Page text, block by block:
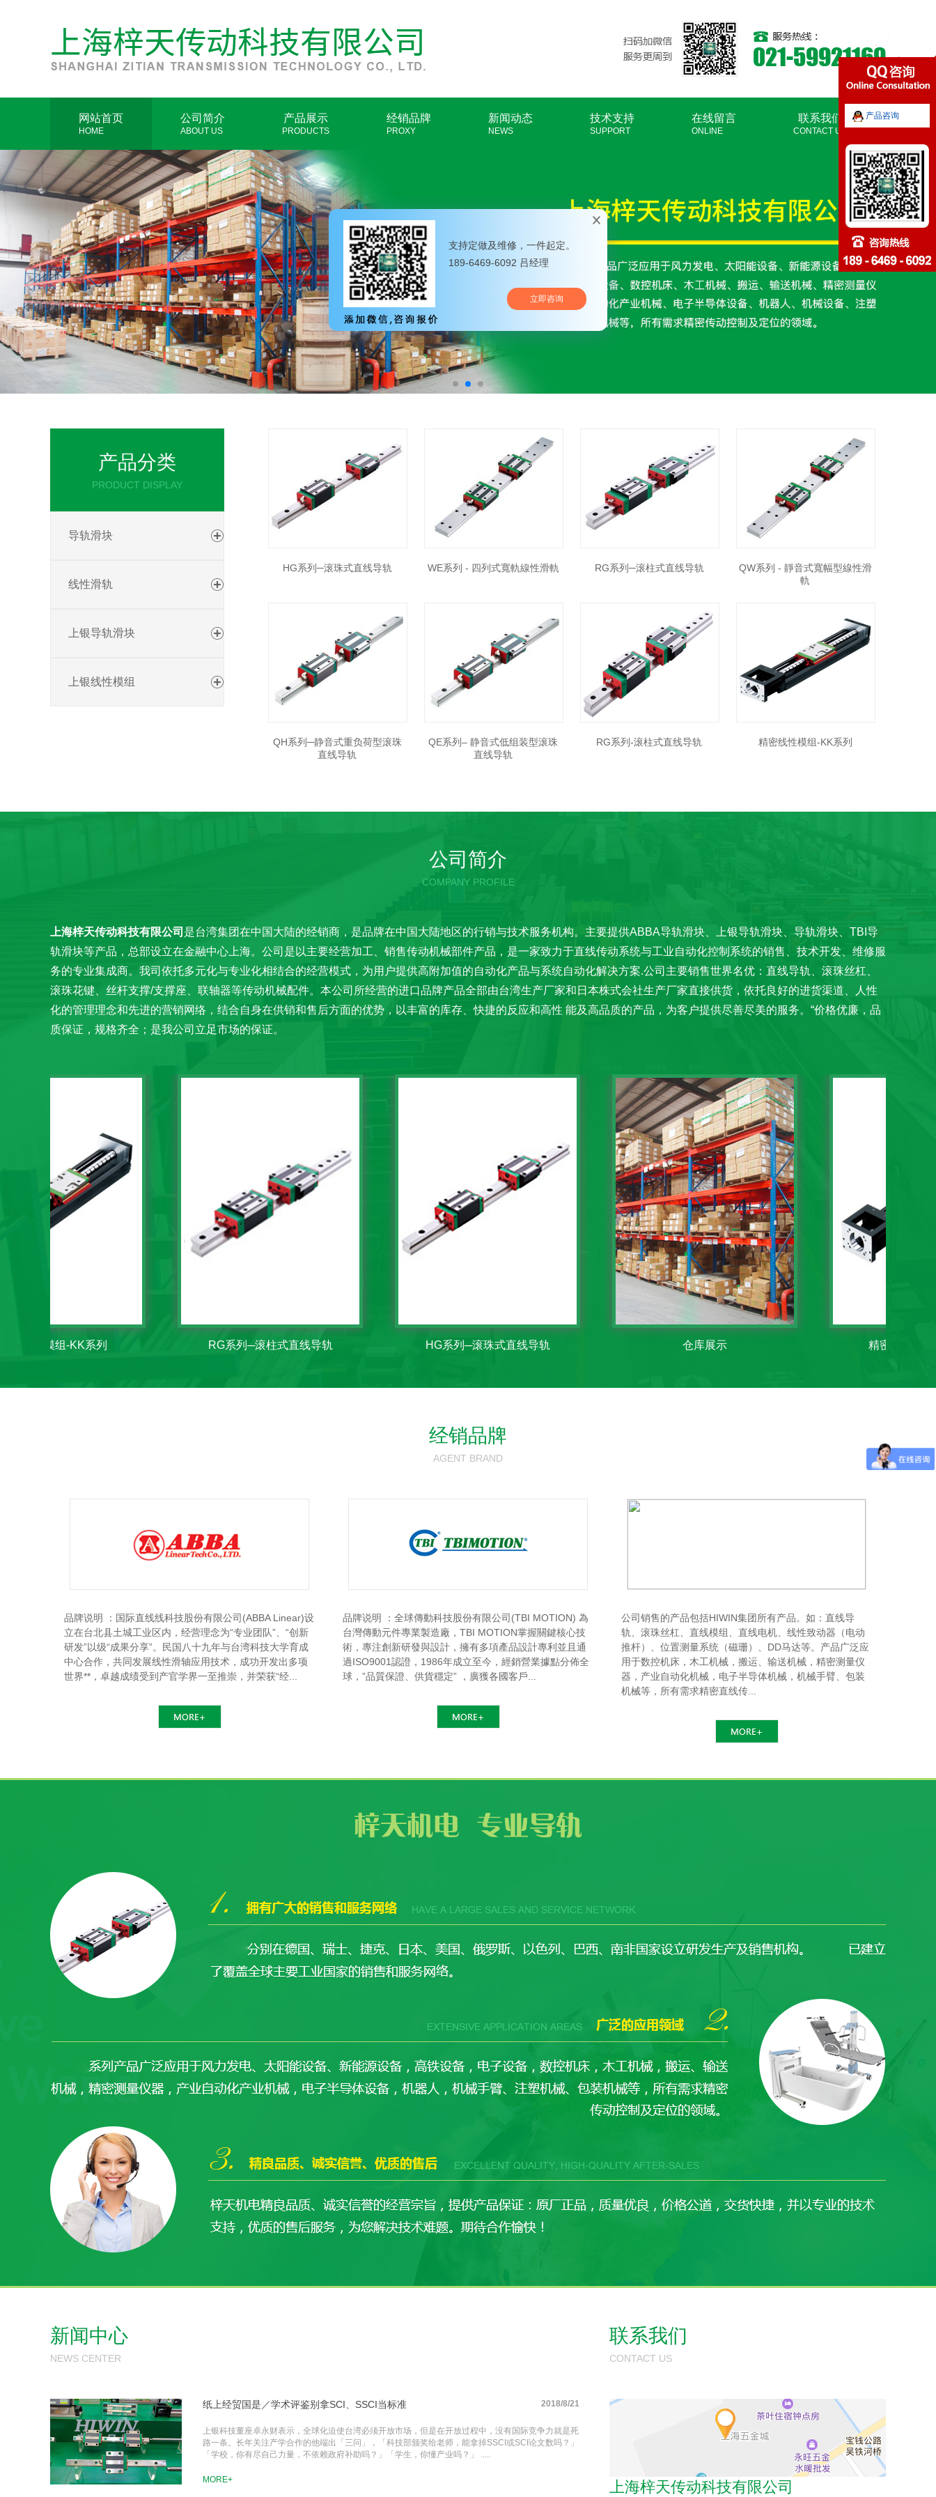
支持定做及维修，一件起定。
189-6469-6092 吕经理
立即咨询
网站首页
HOME
公司简介
ABOUT US
产品展示
PRODUCTS
经销品牌
PROXY
新闻动态
NEWS
技术支持
SUPPORT
在线留言
ONLINE
联系我们
CONTACT US
产品分类
PRODUCT DISPLAY
导轨滑块
线性滑轨
上银导轨滑块
上银线性模组
HG系列─滚珠式直线导轨 WE系列 - 四列式寬軌線性滑軌 RG系列─滚柱式直线导轨
QW系列 - 靜音式寬幅型線性滑
軌
QH系列─静音式重负荷型滚珠
直线导轨
QE系列– 静音式低组装型滚珠
直线导轨
RG系列-滚柱式直线导轨 精密线性模组-KK系列
公司简介
COMPANY PROFILE
上海梓天传动科技有限公司 是台湾集团在中国大陆的经销商，是品牌在中国大陆地区的行销与技术服务机构。主要提供ABBA导轨滑块、上银导轨滑块、导轨滑块、TBI导
轨滑块等产品， 总部设立在金融中心上海。公司是以主要经营加工、销售传动机械部件产品，是一家致力于直线传动系统与工业自动化控制系统的销售、技术开发、维修服
务的专业集成商。我司依托多元化与专业化相结合的经营模式，为用户提供高附加值的自动化产品与系统自动化解决方案.公司主要销售世界名优：直线导轨、滚珠丝杠、
滚珠花键、丝杆支撑/支撑座、联轴器等传动机械配件。本公司所经营的进口品牌产品全部由台湾生产厂家和日本株式会社生产厂家直接供货，依托良好的进货渠道、人性
化的管理理念和先进的营销网络，结合自身在供销和售后方面的优势，以丰富的库存、快捷的反应和高性 能及高品质的产品，为客户提供尽善尽美的服务。“价格优廉，品
质保证，规格齐全；是我公司立足市场的保证。
性模组-KK系列 RG系列─滚柱式直线导轨 HG系列─滚珠式直线导轨 仓库展示 精密线性模组-KK
经销品牌
AGENT BRAND
品牌说明 ：国际直线线科技股份有限公司(ABBA Linear)设
立在台北县土城工业区内，经营理念为“专业团队”、“创新
研发”以级“成果分享”。民国八十九年与台湾科技大学育成
中心合作，共同发展线性滑轴应用技术，成功开发出多项
世界**，卓越成绩受到产官学界一至推崇，并荣获“经...
品牌说明 ：全球傳動科技股份有限公司(TBI MOTION) 為
台灣傳動元件專業製造廠，TBI MOTION掌握關鍵核心技
術，專注創新研發與設計，擁有多項產品設計專利並且通
過ISO9001認證，1986年成立至今，經銷營業據點分佈全
球，”品質保證、供貨穩定” ，廣獲各國客戶...
公司销售的产品包括HIWIN集团所有产品。如：直线导
轨、滚珠丝杠、直线模组、直线电机、线性致动器（电动
推杆）、位置测量系统（磁珊）、DD马达等。产品广泛应
用于数控机床，木工机械，搬运、输送机械，精密测量仪
器，产业自动化机械，电子半导体机械，机械手臂、包装
机械等，所有需求精密直线传...
新闻中心
NEWS CENTER
纸上经贸国是／学术评鉴别拿SCI、SSCI当标准 2018/8/21
上银科技董座卓永财表示，全球化迫使台湾必须开放市场，但是在开放过程中，没有国际竞争力就是死
路一条。长年关注产学合作的他端出「三问」，「科技部颁奖给老师，能拿掉SSCI或SCI论文数吗？」
「学校，你有尽自己力量，不依赖政府补助吗？」「学生，你懂产业吗？」 .....
MORE+
联系我们
CONTACT US
上海梓天传动科技有限公司
产品咨询